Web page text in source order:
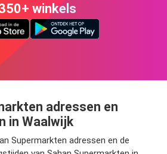
winkels
adressen en
in Waalwijk
Supermarkten adressen en de